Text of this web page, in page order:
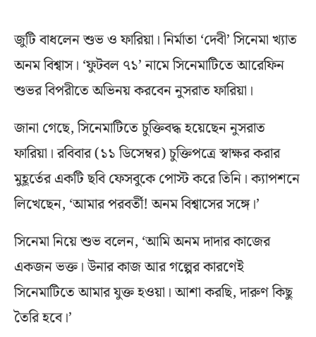
জুটি বাধলেন শুভ ও ফারিয়া। নির্মাতা ‘দেবী’ সিনেমা খ্যাত
অনম বিশ্বাস। ‘ফুটবল ৭১’ নামে সিনেমাটিতে আরেফিন
শুভর বিপরীতে অভিনয় করবেন নুসরাত ফারিয়া।
জানা গেছে, সিনেমাটিতে চুক্তিবদ্ধ হয়েছেন নুসরাত
ফারিয়া। রবিবার (১১ ডিসেম্বর) চুক্তিপত্রে স্বাক্ষর করার
মুহূর্তের একটি ছবি ফেসবুকে পোস্ট করে তিনি। ক্যাপশনে
লিখেছেন, ‘আমার পরবর্তী! অনম বিশ্বাসের সঙ্গে।’
সিনেমা নিয়ে শুভ বলেন, ‘আমি অনম দাদার কাজের
একজন ভক্ত। উনার কাজ আর গল্পের কারণেই
সিনেমাটিতে আমার যুক্ত হওয়া। আশা করছি, দারুণ কিছু
তৈরি হবে।’